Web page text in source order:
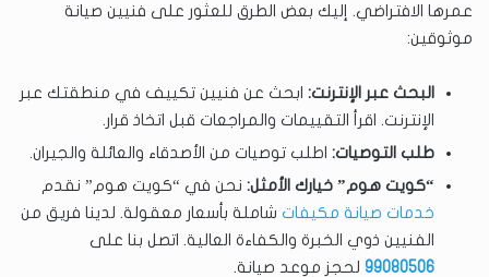
عمرها الافتراضي. إليك بعض الطرق للعثور على فنيين صيانة
موثوقين:
البحث عبر الإنترنت: ابحث عن فنيين تكييف في منطقتك عبر
الإنترنت. اقرأ التقييمات والمراجعات قبل اتخاذ قرار.
طلب التوصيات: اطلب توصيات من الأصدقاء والعائلة والجيران.
“كويت هوم” خيارك الأمثل: نحن في “كويت هوم” نقدم
خدمات صيانة مكيفات شاملة بأسعار معقولة. لدينا فريق من
الفنيين ذوي الخبرة والكفاءة العالية. اتصل بنا على
99080506 لحجز موعد صيانة.